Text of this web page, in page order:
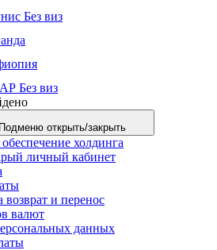
Без виз
Без виз
Подменю открыть/закрыть
холдинга
личный кабинет
возврат и перенос
валют
данных